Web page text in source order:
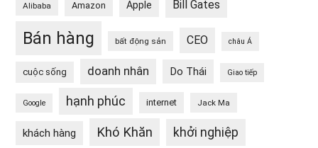
Alibaba Amazon Apple Bill Gates
Bán hàng bất động sản CEO châu Á
cuộc sống doanh nhân Do Thái Giao tiếp
Google hạnh phúc internet Jack Ma
khách hàng Khó Khăn khởi nghiệp